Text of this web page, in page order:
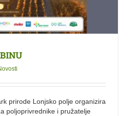
prirode Lonjsko polje organizira
poljoprivrednike i pružatelje